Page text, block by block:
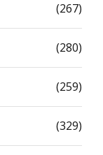
(267)
(280)
(259)
(329)